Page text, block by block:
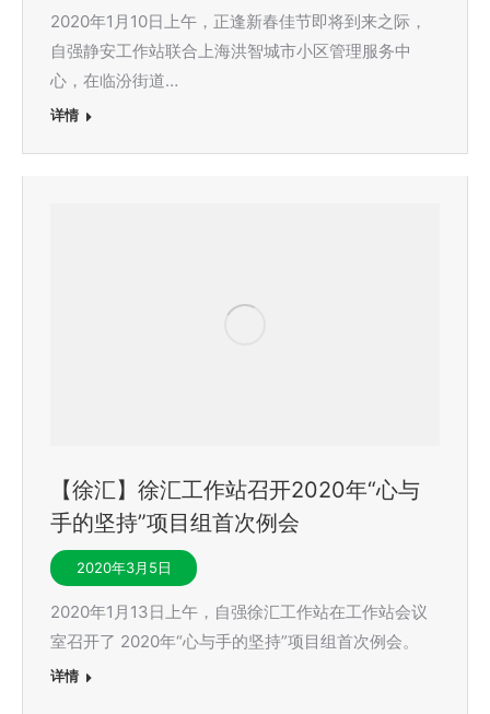
2020年1月10日上午，正逢新春佳节即将到来之际，
自强静安工作站联合上海洪智城市小区管理服务中
心，在临汾街道…
详情
【徐汇】徐汇工作站召开2020年“心与
手的坚持”项目组首次例会
2020年3月5日
2020年1月13日上午，自强徐汇工作站在工作站会议
室召开了 2020年“心与手的坚持”项目组首次例会。
详情